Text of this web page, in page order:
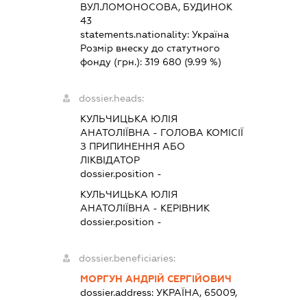
ВУЛ.ЛОМОНОСОВА, БУДИНОК
43
statements.nationality:Україна
Розмір внеску до статутного
фонду (грн.):319 680 (9.99 %)
dossier.heads:
КУЛЬЧИЦЬКА ЮЛІЯ
АНАТОЛІЇВНА - ГОЛОВА КОМІСІЇ
З ПРИПИНЕННЯ АБО
ЛІКВІДАТОР
dossier.position -
КУЛЬЧИЦЬКА ЮЛІЯ
АНАТОЛІЇВНА - КЕРІВНИК
dossier.position -
dossier.beneficiaries:
МОРГУН АНДРІЙ СЕРГІЙОВИЧ
dossier.address:УКРАЇНА, 65009,